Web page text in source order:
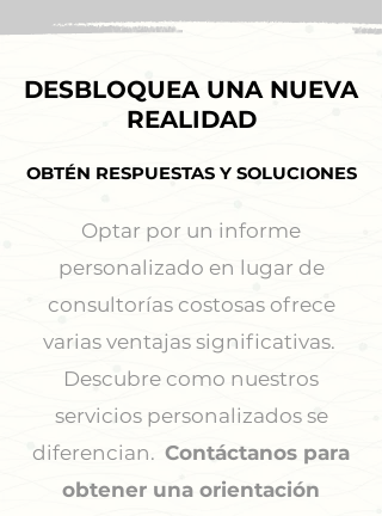
DESBLOQUEA UNA NUEVA
REALIDAD
DESBLOQUEA UNA NUEVA
REALIDAD
OBTÉN RESPUESTAS Y SOLUCIONES
OBTÉN RESPUESTAS Y SOLUCIONES
Optar por un informe
personalizado en lugar de
consultorías costosas ofrece
varias ventajas significativas.
Descubre como nuestros
servicios personalizados se
diferencian. Contáctanos para
obtener una orientación